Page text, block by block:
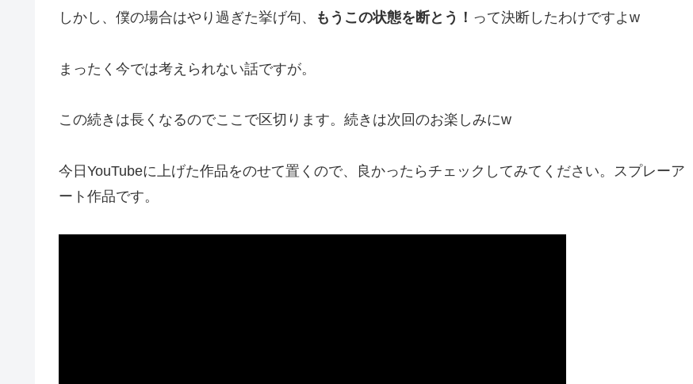
しかし、僕の場合はやり過ぎた挙げ句、 もうこの状態を断とう！ って決断したわけですよw
まったく今では考えられない話ですが。
この続きは長くなるのでここで区切ります。続きは次回のお楽しみにw
今日YouTubeに上げた作品をのせて置くので、良かったらチェックしてみてください。スプレーア
ート作品です。